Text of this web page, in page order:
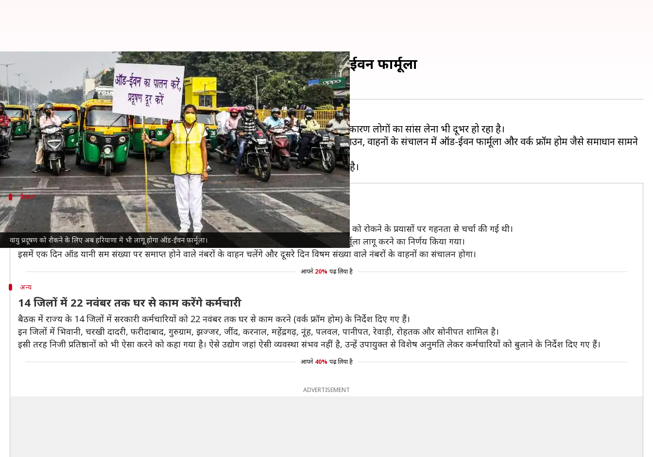
वायु प्रदूषण को रोकने के लिए अब हरियाणा में भी लागू होगा ऑड-ईवन फार्मूला।
वायु प्रदूषण को रोकने के लिए अब हरियाणा में भी लागू होगा ऑड-ईवन फार्मूला
भारत शर्मा Nov 17, 2021 07:13 pm
क्या है खबर?
राष्ट्रीय राजधानीदिल्लीऔर राष्ट्रीय राजधानी क्षेत्र (NCR) मेंवायु प्रदूषण
सुप्रीम कोर्टभी केंद्र सहित राज्य सरकारों को इसका हल ढूंढ़ने के लिए कह चुका है। इस बीच लॉकडाउन, वाहनों के संचालन में ऑड-ईवन फार्मूला और वर्क फ्रॉम होम जैसे समाधान सामने
आए हैं।
दिल्ली सरकार इन्हें लागू कर चुकी है और अबहरियाणा
फैसला
हरियाणा के चार जिलों में लागू होगा ऑड-ईवन फार्मूला
हरियाणा के अतिरिक्त मुख्य सचिव संजीव कौशल द्वारा बुधवार को बुलाई गई आपात बैठक में वायु प्रदूषण को रोकने के प्रयासों पर गहनता से चर्चा की गई थी।
इस दौरान अगले सप्ताह से NCR में आने वाले गुरुग्राम, फरीदाबाद, झज्जर और सोनीपत में ऑड-ईवन फार्मूला लागू करने का निर्णय किया गया।
इसमें एक दिन ऑड यानी सम संख्या पर समाप्त होने वाले नंबरों के वाहन चलेंगे और दूसरे दिन विषम संख्या वाले नंबरों के वाहनों का संचालन होगा।
आपने 20% पढ़ लिया है
अन्य
14 जिलों में 22 नवंबर तक घर से काम करेंगे कर्मचारी
बैठक में राज्य के 14 जिलों में सरकारी कर्मचारियों को 22 नवंबर तक घर से काम करने (वर्क फ्रॉम होम) के निर्देश दिए गए हैं।
इन जिलों में भिवानी, चरखी दादरी, फरीदाबाद, गुरुग्राम, झज्जर, जींद, करनाल, महेंद्रगढ़, नूंह, पलवल, पानीपत, रेवाड़ी, रोहतक और सोनीपत शामिल है।
इसी तरह निजी प्रतिष्ठानों को भी ऐसा करने को कहा गया है। ऐसे उद्योग जहां ऐसी व्यवस्था संभव नहीं है, उन्हें उपायुक्त से विशेष अनुमति लेकर कर्मचारियों को बुलाने के निर्देश दिए गए हैं।
आपने 40% पढ़ लिया है
ADVERTISEMENT